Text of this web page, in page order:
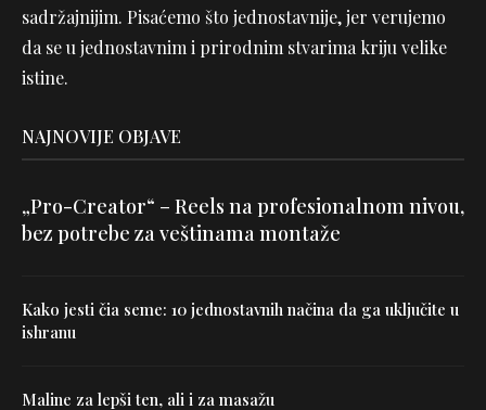
sadržajnijim. Pisaćemo što jednostavnije, jer verujemo
da se u jednostavnim i prirodnim stvarima kriju velike
istine.
NAJNOVIJE OBJAVE
„Pro-Creator“ – Reels na profesionalnom nivou,
bez potrebe za veštinama montaže
Kako jesti čia seme: 10 jednostavnih načina da ga uključite u
ishranu
Maline za lepši ten, ali i za masažu